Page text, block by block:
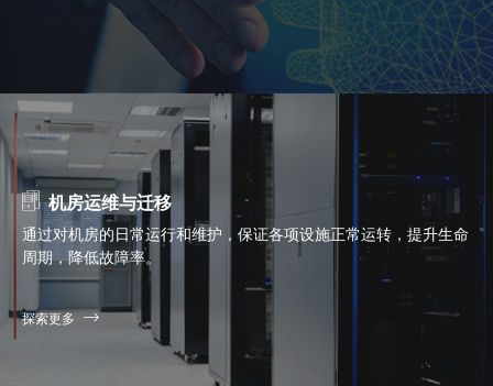
机房运维与迁移
通过对机房的日常运行和维护，保证各项设施正常运转，提升生命
周期，降低故障率。
探索更多